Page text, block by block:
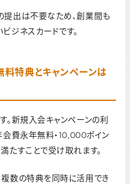
出は不要なため、創業間も
ジネスカードです。
特典とキャンペーンは
。新規入会キャンペーンの利
費永年無料・10,000ポイン
たすことで受け取れます。
数の特典を同時に活用でき